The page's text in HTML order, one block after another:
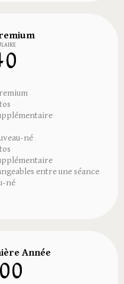
né
entre une séance
né
Année